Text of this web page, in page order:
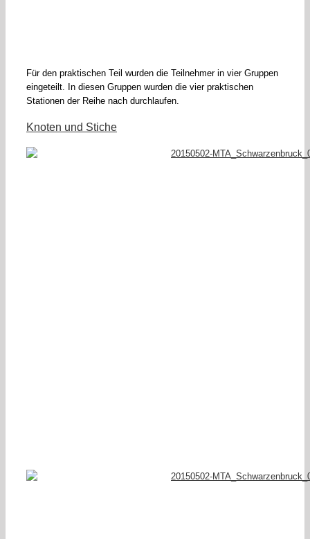
Für den praktischen Teil wurden die Teilnehmer in vier Gruppen
eingeteilt. In diesen Gruppen wurden die vier praktischen
Stationen der Reihe nach durchlaufen.
Knoten und Stiche